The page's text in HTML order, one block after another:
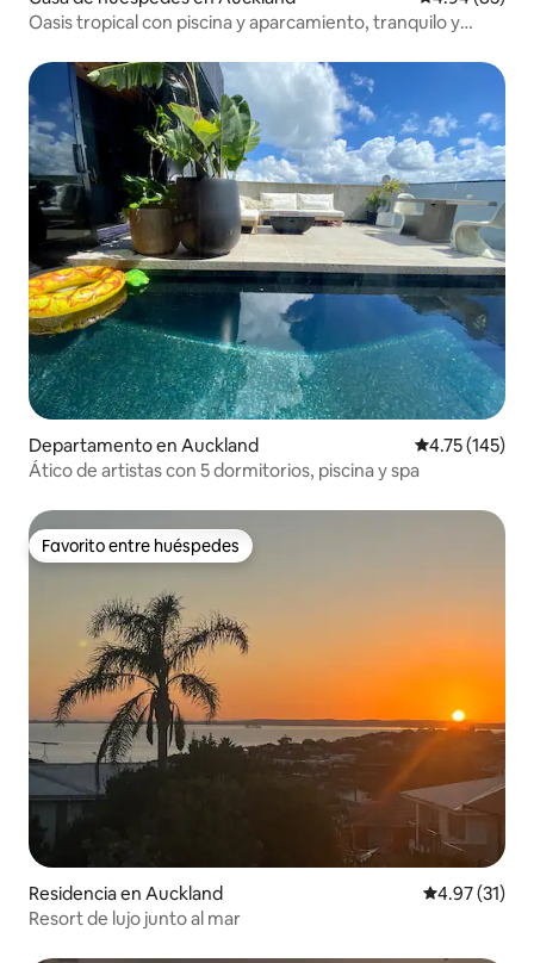
Oasis tropical con piscina y aparcamiento, tranquilo y
Departamento en Auckland Calificación
4.75 (145)
Ático de artistas con 5 dormitorios, piscina y spa
Favorito entre huéspedes
Favorito entre huéspedes
Residencia en Auckland Calificación
4.97 (31)
Resort de lujo junto al mar